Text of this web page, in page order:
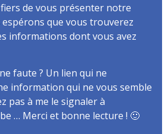
de vous présenter notre
que vous trouverez
informations dont vous avez
faute ? Un lien qui ne
information qui ne vous semble
pas à me le signaler à
… Merci et bonne lecture ! 🙂